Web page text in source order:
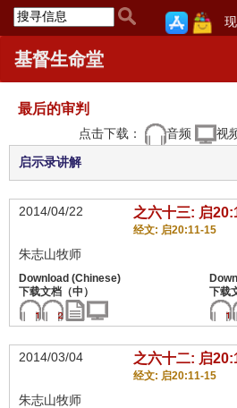
基督生命堂
最后的审判
点击下载： 音频 视
启示录讲解
2014/04/22 之六十三: 启
经文: 启20:11-15
朱志山牧师
2014/03/04 之六十二: 启
经文: 启20:11-15
朱志山牧师